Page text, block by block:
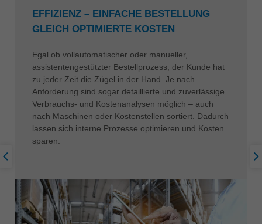
EFFIZIENZ – EINFACHE BESTELLUNG
GLEICH OPTIMIERTE KOSTEN
Egal ob vollautomatischer oder manueller,
assistentengestützter Bestellprozess, der Kunde hat
zu jeder Zeit die Zügel in der Hand. Je nach
Anforderung sind sogar detaillierte und zuverlässige
Verbrauchs- und Kostenanalysen möglich – auch
nach Maschinen oder Kostenstellen sortiert. Dadurch
lassen sich interne Prozesse optimieren und Kosten
sparen.